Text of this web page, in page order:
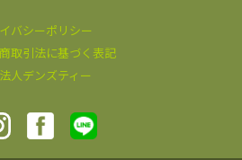
バシーポリシー
取引法に基づく表記
人デンズティー